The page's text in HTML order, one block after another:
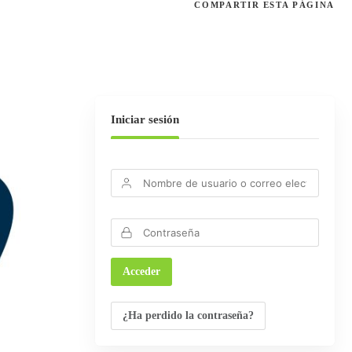
COMPARTIR ESTA PÁGINA
Iniciar sesión
¿Ha perdido la contraseña?